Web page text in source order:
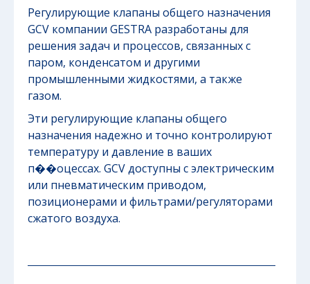
Регулирующие клапаны общего назначения
GCV компании GESTRA разработаны для
решения задач и процессов, связанных с
паром, конденсатом и другими
промышленными жидкостями, а также
газом.
Эти регулирующие клапаны общего
назначения надежно и точно контролируют
температуру и давление в ваших
п��оцессах. GCV доступны с электрическим
или пневматическим приводом,
позиционерами и фильтрами/регуляторами
сжатого воздуха.